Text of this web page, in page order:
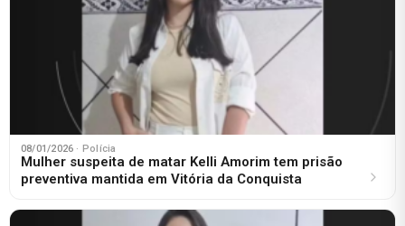
08/01/2026 · Polícia
Mulher suspeita de matar Kelli Amorim tem prisão
preventiva mantida em Vitória da Conquista